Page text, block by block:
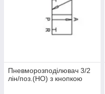
Пневморозподілювач 3/2
лін/поз.(НО) з кнопкою